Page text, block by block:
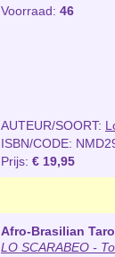
Voorraad: 46
AUTEUR/SOORT:
ISBN/CODE:
Prijs: € 19,95
Afro-Brasilian
LO SCARABEO -